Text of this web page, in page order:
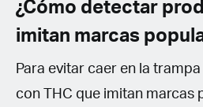
¿Cómo detectar
imitan marcas
Para evitar caer en la
con THC que imitan marcas